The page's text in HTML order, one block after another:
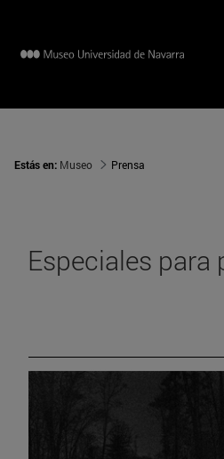
Estás en: Museo Prensa
Especiales para